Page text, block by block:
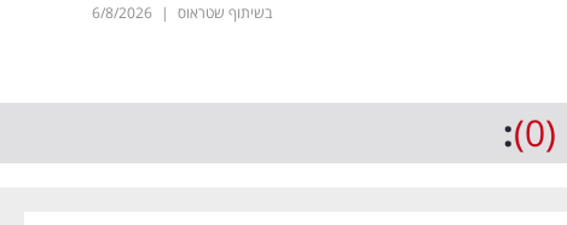
בשיתוף שטראוס |
6/8/2026
(0)
: